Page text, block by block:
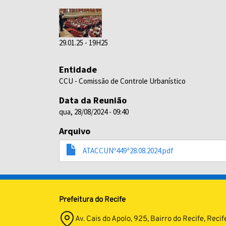
29.01.25 - 19H25
Entidade
CCU - Comissão de Controle Urbanístico
Data da Reunião
qua, 28/08/2024 - 09:40
Arquivo
ATACCUNº449ª28.08.2024.pdf
Prefeitura do Recife
Av. Cais do Apolo, 925, Bairro do Recife,